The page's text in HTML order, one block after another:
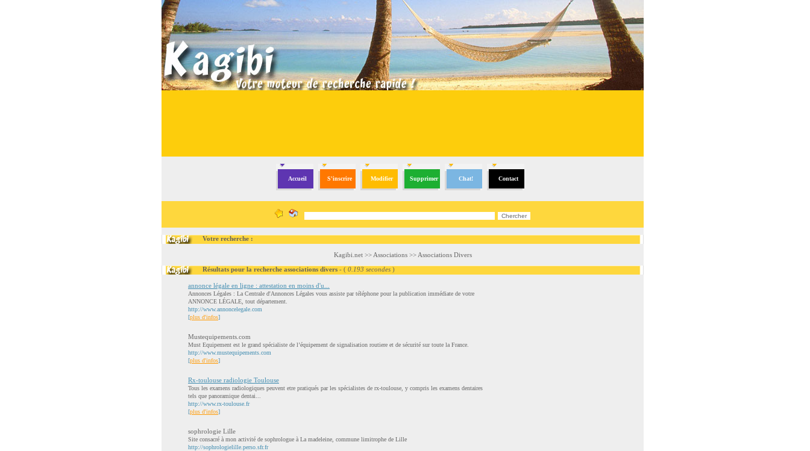
Accueil S'inscrire Modifier Supprimer Chat! Contact
Votre recherche :
Kagibi.net>> Associations>> Associations Divers
Résultats pour la recherche associations divers - ( 0.193 secondes )
annonce légale en ligne : attestation en moins d'u...
Annonces Légales : La Centrale d'Annonces Légales vous assiste par téléphone pour la publication immédiate de votre
ANNONCE LÉGALE, tout département.
http://www.annoncelegale.com
[plus d'infos]
Mustequipements.com
Must Equipement est le grand spécialiste de l’équipement de signalisation routiere et de sécurité sur toute la France.
http://www.mustequipements.com
[plus d'infos]
Rx-toulouse radiologie Toulouse
Tous les examens radiologiques peuvent etre pratiqués par les spécialistes de rx-toulouse, y compris les examens dentaires
tels que panoramique dentai...
http://www.rx-toulouse.fr
[plus d'infos]
sophrologie Lille
Site consacré à mon activité de sophrologue à La madeleine, commune limitrophe de Lille
http://sophrologielille.perso.sfr.fr